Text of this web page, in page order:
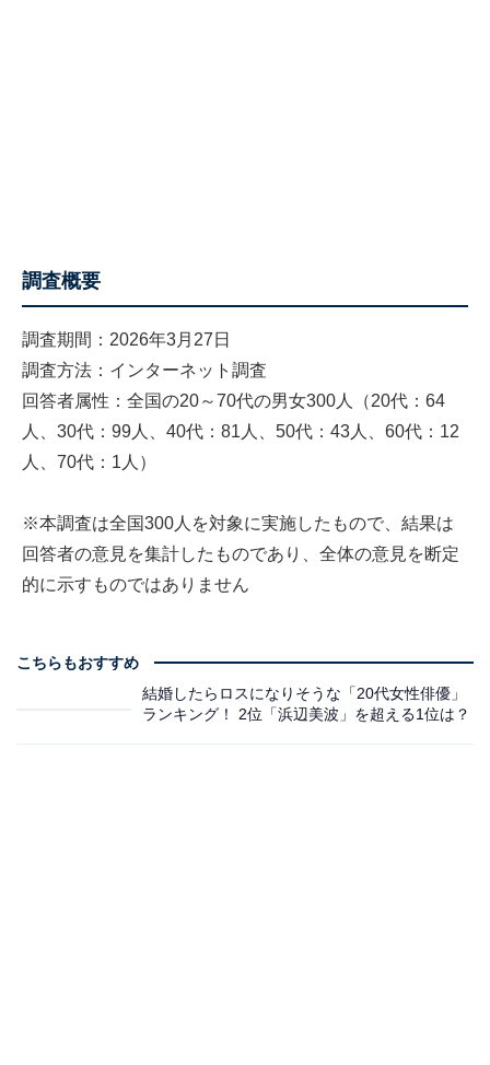
調査概要
調査期間：2026年3月27日
調査方法：インターネット調査
回答者属性：全国の20～70代の男女300人（20代：64
人、30代：99人、40代：81人、50代：43人、60代：12
人、70代：1人）
※本調査は全国300人を対象に実施したもので、結果は
回答者の意見を集計したものであり、全体の意見を断定
的に示すものではありません
こちらもおすすめ
結婚したらロスになりそうな「20代女性俳優」
ランキング！ 2位「浜辺美波」を超える1位は？